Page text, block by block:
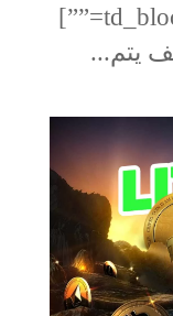
[td_block_text_with_title tdc_css=””]
يتم...